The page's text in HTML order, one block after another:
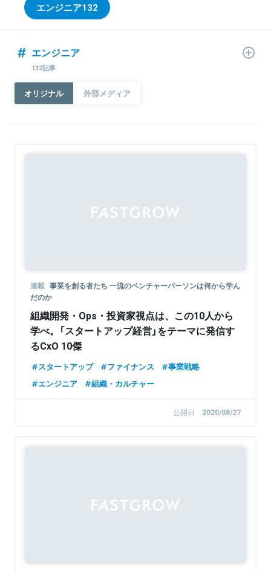
エンジニア132
エンジニア
132記事
オリジナル 外部メディア
連載 事業を創る者たち 一流のベンチャーパーソンは何から学ん
だのか
組織開発・Ops・投資家視点は、この10人から
学べ。「スタートアップ経営」をテーマに発信す
るCxO 10傑
スタートアップ ファイナンス
事業戦略
エンジニア
組織・カルチャー
公開日 2020/08/27